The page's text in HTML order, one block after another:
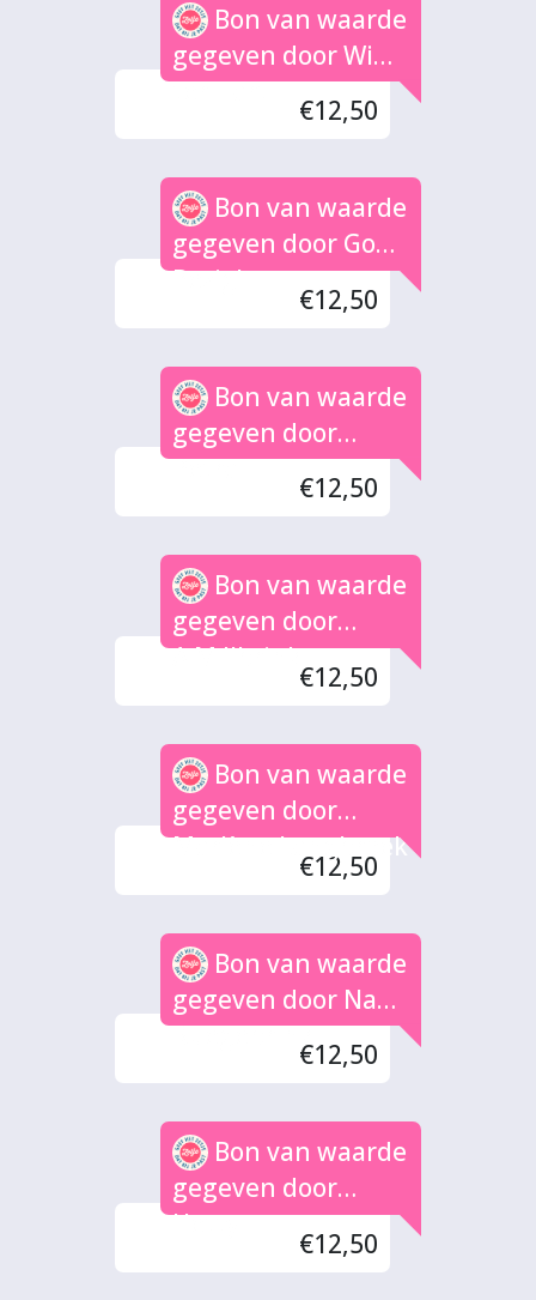
Bon van waarde
gegeven door Wim
ter Hart
€12,50
Bon van waarde
gegeven door Goed
Bezig!
€12,50
Bon van waarde
gegeven door
Petra
€12,50
Bon van waarde
gegeven door
A.M.Ilbrink
€12,50
Bon van waarde
gegeven door
Marlène Langbroek
€12,50
Bon van waarde
gegeven door Nana
Ruegebrink
€12,50
Bon van waarde
gegeven door
Hetty
€12,50